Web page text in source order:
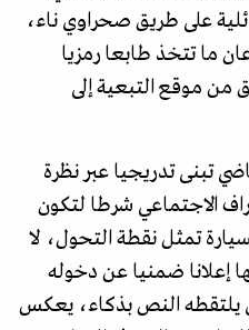
على طريق صحراوي ناء،
ما تتخذ طابعا رمزيا
من موقع التبعية إلى
تبنى تدريجيا عبر نظرة
الاجتماعي شرطا لتكون
تمثل نقطة التحول، لا
إعلانا ضمنيا عن دخوله
يلتقطه النص بذكاء، يعكس